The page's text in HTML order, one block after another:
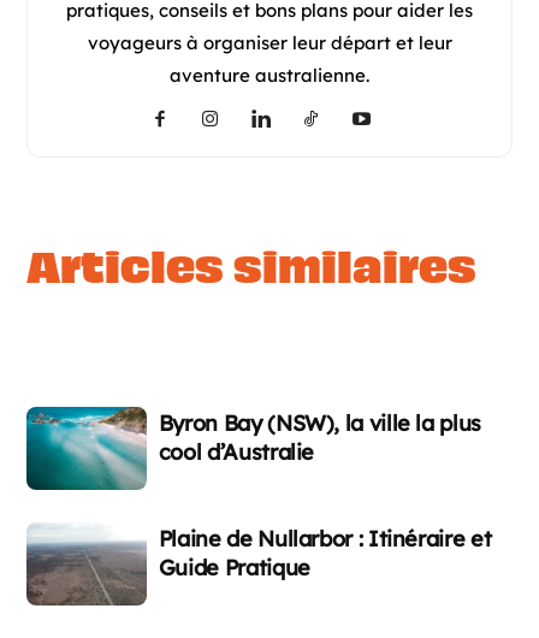
pratiques, conseils et bons plans pour aider les
voyageurs à organiser leur départ et leur
aventure australienne.
articles similaires
Byron Bay (NSW), la ville la plus
cool d’Australie
Plaine de Nullarbor : Itinéraire et
Guide Pratique